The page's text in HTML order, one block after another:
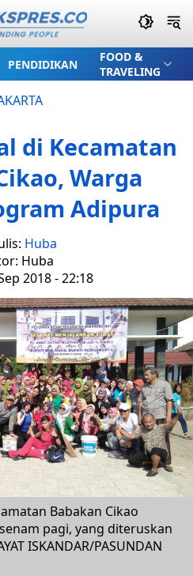
PENDIDIKAN
FOOD &
TRAVELING
di Kecamatan
Warga
Adipura
Huba
Huba
2018 - 22:18
Babakan Cikao
pagi, yang diteruskan
ISKANDAR/PASUNDAN